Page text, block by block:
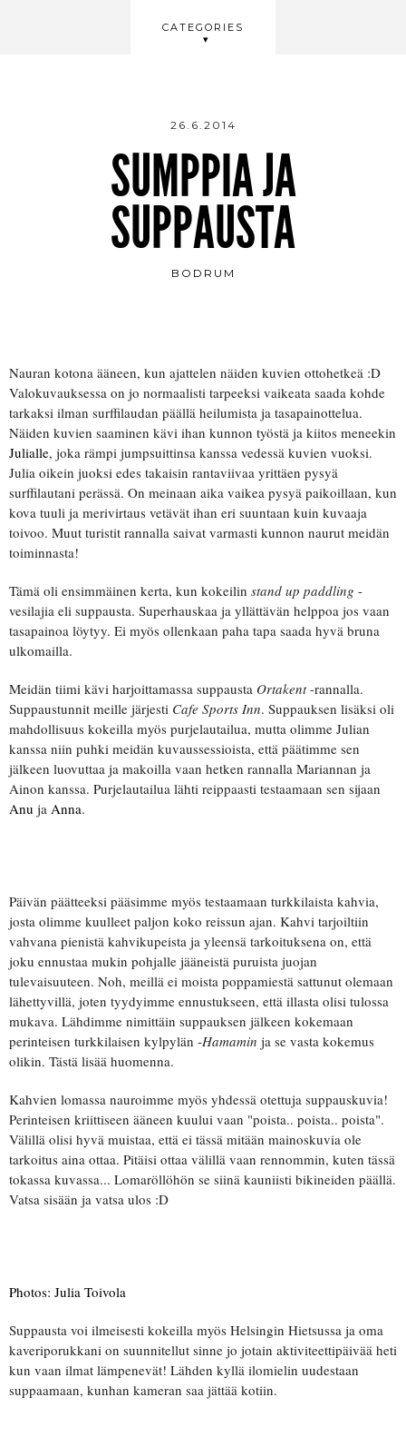
CATEGORIES
BEAUTY
26.6.2014
SUMPPIA JA
SUPPAUSTA
BODRUM
Nauran kotona ääneen, kun ajattelen näiden kuvien ottohetkeä :D
Valokuvauksessa on jo normaalisti tarpeeksi vaikeata saada kohde
tarkaksi ilman surffilaudan päällä heilumista ja tasapainottelua.
Näiden kuvien saaminen kävi ihan kunnon työstä ja kiitos meneekin
Julialle, joka rämpi jumpsuittinsa kanssa vedessä kuvien vuoksi.
Julia oikein juoksi edes takaisin rantaviivaa yrittäen pysyä
surffilautani perässä. On meinaan aika vaikea pysyä paikoillaan, kun
kova tuuli ja merivirtaus vetävät ihan eri suuntaan kuin kuvaaja
toivoo. Muut turistit rannalla saivat varmasti kunnon naurut meidän
toiminnasta!
Tämä oli ensimmäinen kerta, kun kokeilin stand up paddling -
vesilajia eli suppausta. Superhauskaa ja yllättävän helppoa jos vaan
tasapainoa löytyy. Ei myös ollenkaan paha tapa saada hyvä bruna
ulkomailla.
Meidän tiimi kävi harjoittamassa suppausta Ortakent-rannalla.
Suppaustunnit meille järjesti Cafe Sports Inn. Suppauksen lisäksi oli
mahdollisuus kokeilla myös purjelautailua, mutta olimme Julian
kanssa niin puhki meidän kuvaussessioista, että päätimme sen
jälkeen luovuttaa ja makoilla vaan hetken rannalla Mariannan ja
Ainon kanssa. Purjelautailua lähti reippaasti testaamaan sen sijaan
Anu ja Anna.
Päivän päätteeksi pääsimme myös testaamaan turkkilaista kahvia,
josta olimme kuulleet paljon koko reissun ajan. Kahvi tarjoiltiin
vahvana pienistä kahvikupeista ja yleensä tarkoituksena on, että
joku ennustaa mukin pohjalle jääneistä puruista juojan
tulevaisuuteen. Noh, meillä ei moista poppamiestä sattunut olemaan
lähettyvillä, joten tyydyimme ennustukseen, että illasta olisi tulossa
mukava. Lähdimme nimittäin suppauksen jälkeen kokemaan
perinteisen turkkilaisen kylpylän -Hamamin ja se vasta kokemus
olikin. Tästä lisää huomenna.
Kahvien lomassa nauroimme myös yhdessä otettuja suppauskuvia!
Perinteisen kriittiseen ääneen kuului vaan "poista.. poista.. poista".
Välillä olisi hyvä muistaa, että ei tässä mitään mainoskuvia ole
tarkoitus aina ottaa. Pitäisi ottaa välillä vaan rennommin, kuten tässä
tokassa kuvassa... Lomaröllöhön se siinä kauniisti bikineiden päällä.
Vatsa sisään ja vatsa ulos :D
Photos: Julia Toivola
Suppausta voi ilmeisesti kokeilla myös Helsingin Hietsussa ja oma
kaveriporukkani on suunnitellut sinne jo jotain aktiviteettipäivää heti
kun vaan ilmat lämpenevät! Lähden kyllä ilomielin uudestaan
suppaamaan, kunhan kameran saa jättää kotiin.